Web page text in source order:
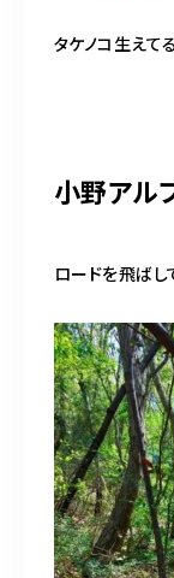
タケノコ生えて
小野アル
ロードを飛ばし